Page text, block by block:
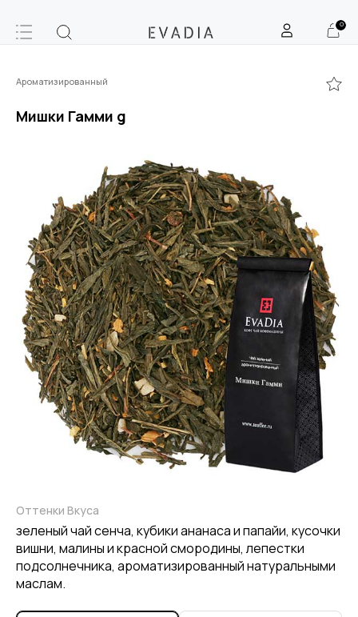
0
Ароматизированный
Мишки Гамми g
Оттенки Вкуса
зеленый чай сенча, кубики ананаса и папайи, кусочки
вишни, малины и красной смородины, лепестки
подсолнечника, ароматизированный натуральными
маслам.